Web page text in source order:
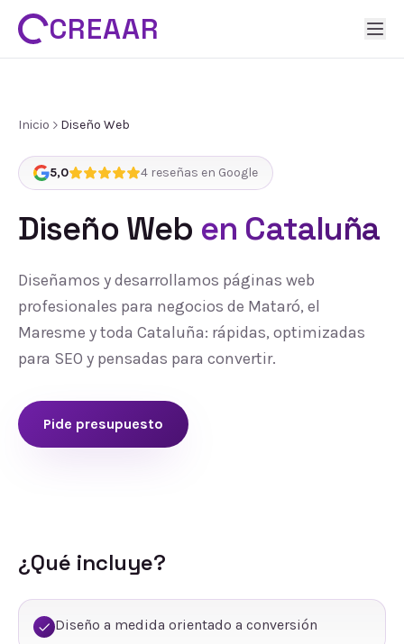
CREAAR
Inicio Diseño Web
5,0 4 reseñas en Google
Diseño Web en Cataluña
Diseñamos y desarrollamos páginas web
profesionales para negocios de Mataró, el
Maresme y toda Cataluña: rápidas, optimizadas
para SEO y pensadas para convertir.
Pide presupuesto
¿Qué incluye?
Diseño a medida orientado a conversión